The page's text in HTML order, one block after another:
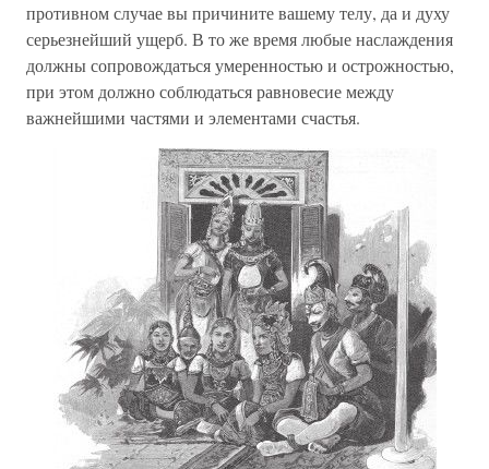
противном случае вы причините вашему телу, да и духу
серьезнейший ущерб. В то же время любые наслаждения
должны сопровождаться умеренностью и острожностью,
при этом должно соблюдаться равновесие между
важнейшими частями и элементами счастья.